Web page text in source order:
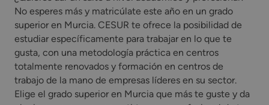
No esperes más y matricúlate este año en un grado
superior en Murcia. CESUR te ofrece la posibilidad de
estudiar específicamente para trabajar en lo que te
gusta, con una metodología práctica en centros
totalmente renovados y formación en centros de
trabajo de la mano de empresas líderes en su sector.
Elige el grado superior en Murcia que más te guste y da